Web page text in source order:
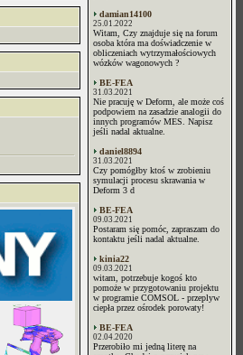
damian14100
25.01.2022
Witam, Czy znajduje się na forum
osoba która ma doświadczenie w
obliczeniach wytrzymałościowych
wózków wagonowych ?
BE-FEA
31.03.2021
Nie pracuję w Deform, ale może coś
podpowiem na zasadzie analogii do
innych programów MES. Napisz
jeśli nadal aktualne.
daniel8894
31.03.2021
Czy pomógłby ktoś w zrobieniu
symulacji procesu skrawania w
Deform 3 d
BE-FEA
09.03.2021
Postaram się pomóc, zapraszam do
kontaktu jeśli nadal aktualne.
kinia22
09.03.2021
witam, potrzebuje kogoś kto
pomoże w przygotowaniu projektu
w programie COMSOL - przeplyw
ciepła przez ośrodek porowaty!
BE-FEA
02.04.2020
Przerobiło mi jedną literę na